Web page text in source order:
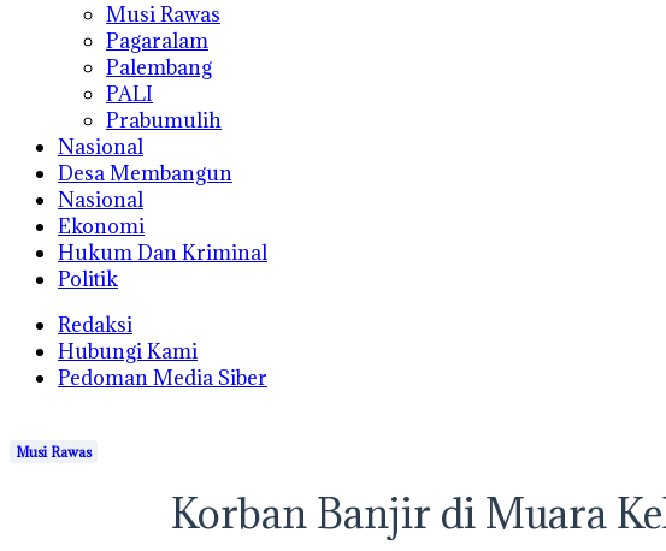
Musi Rawas
Pagaralam
Palembang
PALI
Prabumulih
Nasional
Desa Membangun
Nasional
Ekonomi
Hukum Dan Kriminal
Politik
Redaksi
Hubungi Kami
Pedoman Media Siber
Musi Rawas
Korban Banjir di Muara